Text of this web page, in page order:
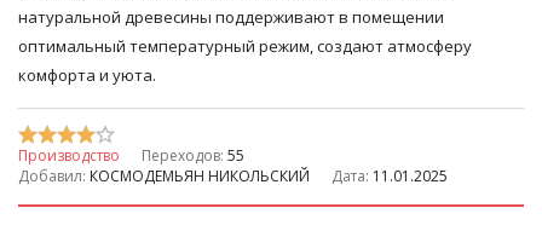
натуральной древесины поддерживают в помещении
оптимальный температурный режим, создают атмосферу
комфорта и уюта.
Производство Переходов: 55
Добавил: КОСМОДЕМЬЯН НИКОЛЬСКИЙ Дата: 11.01.2025